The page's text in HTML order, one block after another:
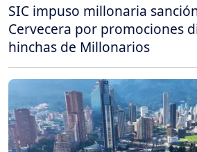
SIC impuso millonaria
Cervecera por promociones
hinchas de Millonarios